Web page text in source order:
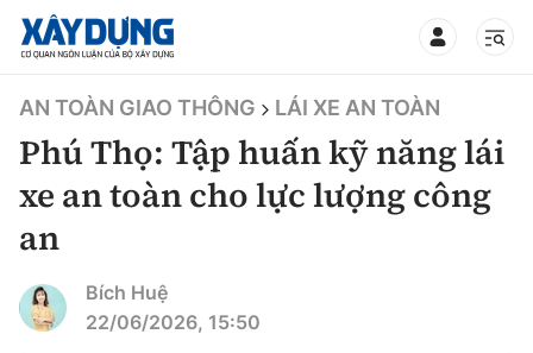
TIN BỘ XÂY DỰNG
CHUYÊN MỤC
Mới nhất
AN TOÀN GIAO THÔNG LÁI XE AN TOÀN
Phú Thọ: Tập huấn kỹ năng lái
xe an toàn cho lực lượng công
an
Bích Huệ
22/06/2026, 15:50